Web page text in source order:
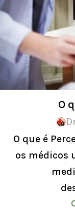
O
O que é
os médicos